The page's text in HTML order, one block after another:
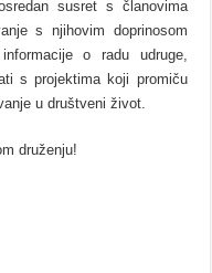
susret s članovima
s njihovim doprinosom
o radu udruge,
s projektima koji promiču
u društveni život.
druženju!